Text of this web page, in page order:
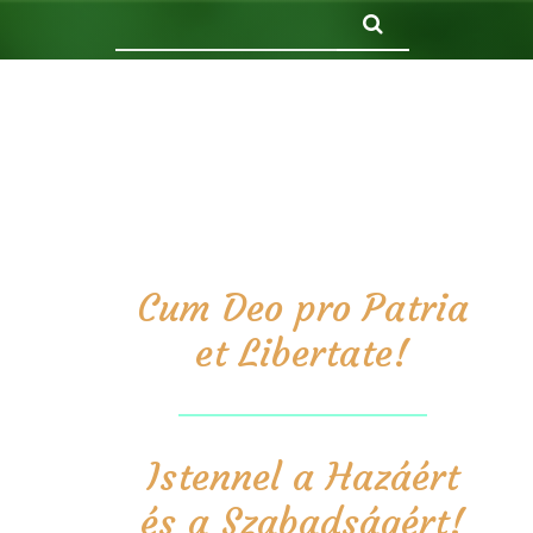
Cum Deo pro Patria
et Libertate!
Istennel a Hazáért
és a Szabadságért!